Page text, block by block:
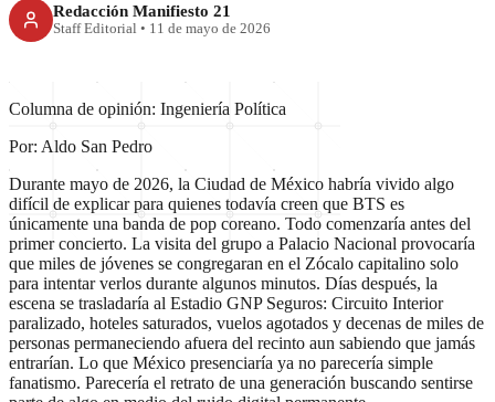
Redacción Manifiesto 21
Staff Editorial • 11 de mayo de 2026
Columna de opinión: Ingeniería Política
Por: Aldo San Pedro
Durante mayo de 2026, la Ciudad de México habría vivido algo
difícil de explicar para quienes todavía creen que BTS es
únicamente una banda de pop coreano. Todo comenzaría antes del
primer concierto. La visita del grupo a Palacio Nacional provocaría
que miles de jóvenes se congregaran en el Zócalo capitalino solo
para intentar verlos durante algunos minutos. Días después, la
escena se trasladaría al Estadio GNP Seguros: Circuito Interior
paralizado, hoteles saturados, vuelos agotados y decenas de miles de
personas permaneciendo afuera del recinto aun sabiendo que jamás
entrarían. Lo que México presenciaría ya no parecería simple
fanatismo. Parecería el retrato de una generación buscando sentirse